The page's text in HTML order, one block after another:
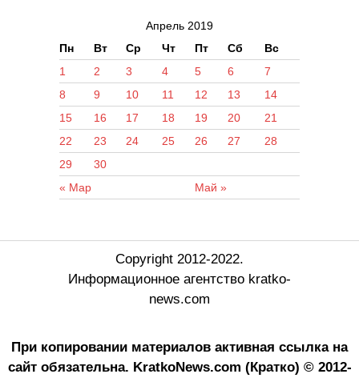
Апрель 2019
Пн
Вт Ср Чт Пт Сб Вс
« Мар Май »
1 2 3 4 5 6
7
8
9 10 11 12 13
14
15
16 17 18 19 20
21
22
23 24 25 26 27
28
29
30
Copyright 2012-2022.
Информационное агентство kratko-
news.com
При копировании материалов активная ссылка на
сайт обязательна. KratkoNews.com (Кратко) © 2012-